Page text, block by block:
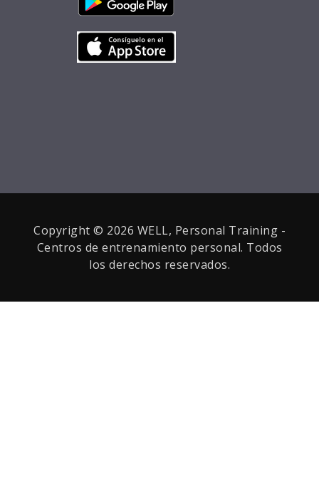
Copyright © 2026 WELL, Personal Training -
Centros de entrenamiento personal. Todos
los derechos reservados.